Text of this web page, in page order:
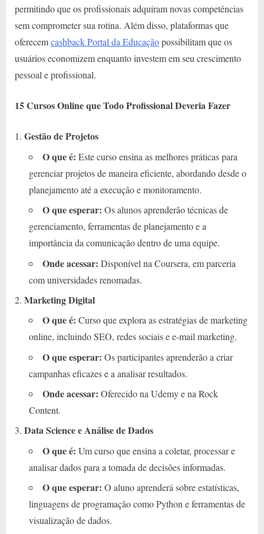
permitindo que os profissionais adquiram novas competências
sem comprometer sua rotina. Além disso, plataformas que
oferecemcashback Portal da Educaçãopossibilitam que os
usuários economizem enquanto investem em seu crescimento
pessoal e profissional.
15 Cursos Online que Todo Profissional Deveria Fazer
Gestão de Projetos
O que é: Este curso ensina as melhores práticas para
gerenciar projetos de maneira eficiente, abordando desde o
planejamento até a execução e monitoramento.
O que esperar: Os alunos aprenderão técnicas de
gerenciamento, ferramentas de planejamento e a
importância da comunicação dentro de uma equipe.
Onde acessar: Disponível na Coursera, em parceria
com universidades renomadas.
Marketing Digital
O que é: Curso que explora as estratégias de marketing
online, incluindo SEO, redes sociais e e-mail marketing.
O que esperar: Os participantes aprenderão a criar
campanhas eficazes e a analisar resultados.
Onde acessar: Oferecido na Udemy e na Rock
Content.
Data Science e Análise de Dados
O que é: Um curso que ensina a coletar, processar e
analisar dados para a tomada de decisões informadas.
O que esperar: O aluno aprenderá sobre estatísticas,
linguagens de programação como Python e ferramentas de
visualização de dados.